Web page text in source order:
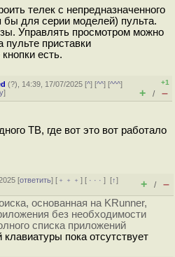
телек с непредназначенного
бы для серии моделей) пульта.
Управлять просмотром можно
пульте приставки
есть.
(?), 14:39, 17/07/2025 [^] [^^] [^^^]
]
+1
+ / –
ТВ, где вот это вот работало
[ответить] [ ﹢﹢﹢] [ · · ·][↑]
+ / –
основанная на KRunner,
без необходимости
списка приложений
пока отсутствует